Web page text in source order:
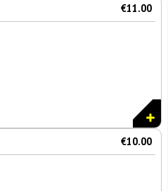
€11.00
€10.00